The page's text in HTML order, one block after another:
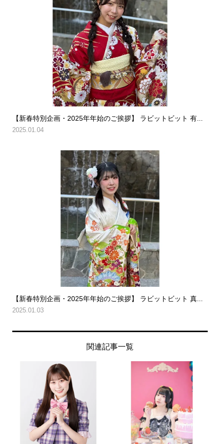
【新春特別企画・2025年年始のご挨拶】 ラビットビット 有...
2025.01.04
【新春特別企画・2025年年始のご挨拶】 ラビットビット 真...
2025.01.03
関連記事一覧